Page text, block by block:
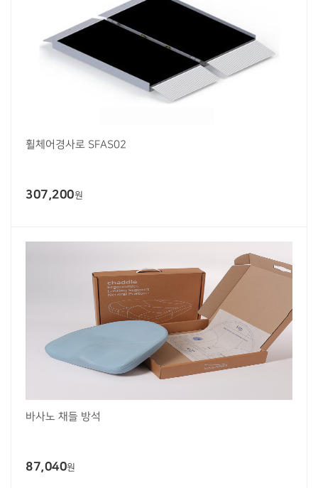
휠체어경사로 SFAS02
307,200원
바사노 채들 방석
87,040원